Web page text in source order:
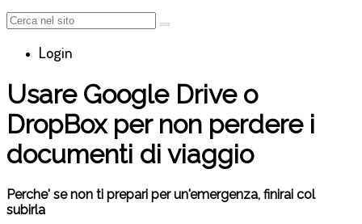
Login
Usare Google Drive o
DropBox per non perdere i
documenti di viaggio
Perche' se non ti prepari per un'emergenza, finirai col
subirla